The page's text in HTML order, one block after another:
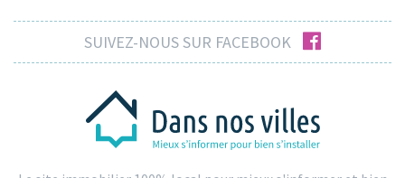
SUIVEZ-NOUS SUR FACEBOOK facebook